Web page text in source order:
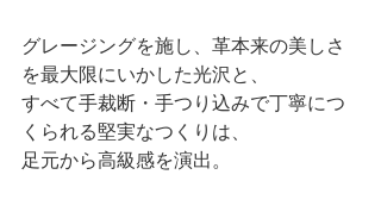
グレージングを施し、革本来の美しさ
を最大限にいかした光沢と、
すべて手裁断・手つり込みで丁寧につ
くられる堅実なつくりは、
足元から高級感を演出。